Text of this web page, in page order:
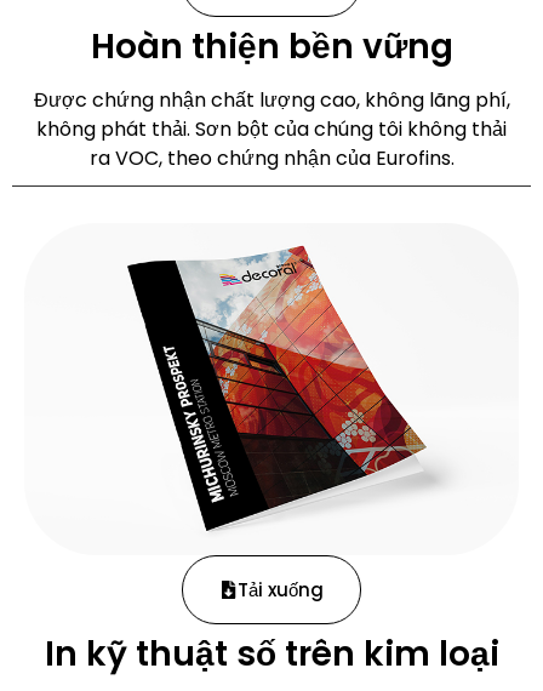
Hoàn thiện bền vững
Được chứng nhận chất lượng cao, không lãng phí,
không phát thải. Sơn bột của chúng tôi không thải
ra VOC, theo chứng nhận của Eurofins.
Tải xuống
In kỹ thuật số trên kim loại